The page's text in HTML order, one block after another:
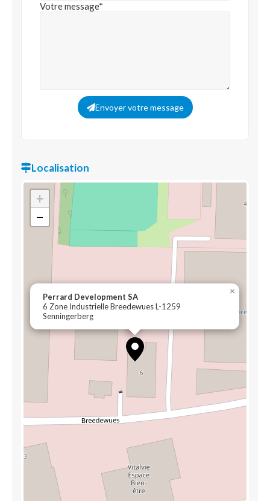
Votre message*
Envoyer votre message
Localisation
Perrard Development SA
6 Zone Industrielle Breedewues L-1259
Senningerberg
×
+
−